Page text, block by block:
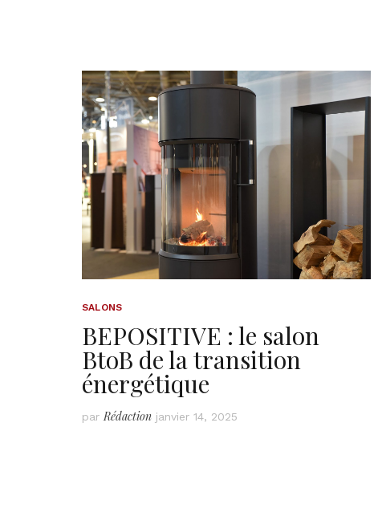
SALONS
BEPOSITIVE : le salon
BtoB de la transition
énergétique
par Rédaction janvier 14, 2025